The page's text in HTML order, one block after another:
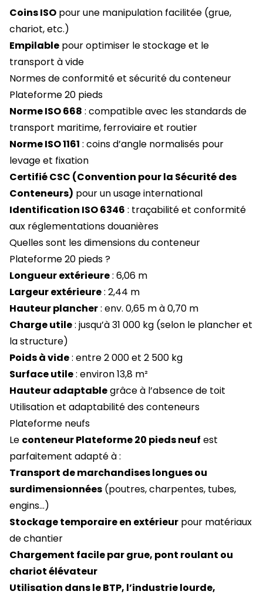
Coins ISO pour une manipulation facilitée (grue,
chariot, etc.)
Empilable pour optimiser le stockage et le
transport à vide
Normes de conformité et sécurité du conteneur
Plateforme 20 pieds
Norme ISO 668 : compatible avec les standards de
transport maritime, ferroviaire et routier
Norme ISO 1161 : coins d’angle normalisés pour
levage et fixation
Certifié CSC (Convention pour la Sécurité des
Conteneurs) pour un usage international
Identification ISO 6346 : traçabilité et conformité
aux réglementations douanières
Quelles sont les dimensions du conteneur
Plateforme 20 pieds ?
Longueur extérieure: 6,06 m
Largeur extérieure: 2,44 m
Hauteur plancher: env. 0,65 m à 0,70 m
Charge utile: jusqu’à 31 000 kg (selon le plancher et
la structure)
Poids à vide: entre 2 000 et 2 500 kg
Surface utile: environ 13,8 m²
Hauteur adaptablegrâce à l’absence de toit
Utilisation et adaptabilité des conteneurs
Plateforme neufs
Le conteneur Plateforme 20 pieds neuf est
parfaitement adapté à :
Transport de marchandises longues ou
surdimensionnées (poutres, charpentes, tubes,
engins…)
Stockage temporaire en extérieur pour matériaux
de chantier
Chargement facile par grue, pont roulant ou
chariot élévateur
Utilisation dans le BTP, l’industrie lourde,